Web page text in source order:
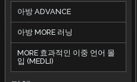
아방 ADVANCE
아방 MORE 러닝
MORE 효과적인 이중 언어 몰
입 (MEDLI)